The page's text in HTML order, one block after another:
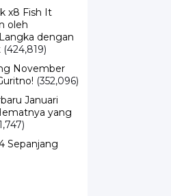
x8 Fish It
oleh
dengan
(424,819)
November
(352,096)
Januari
yang
Sepanjang